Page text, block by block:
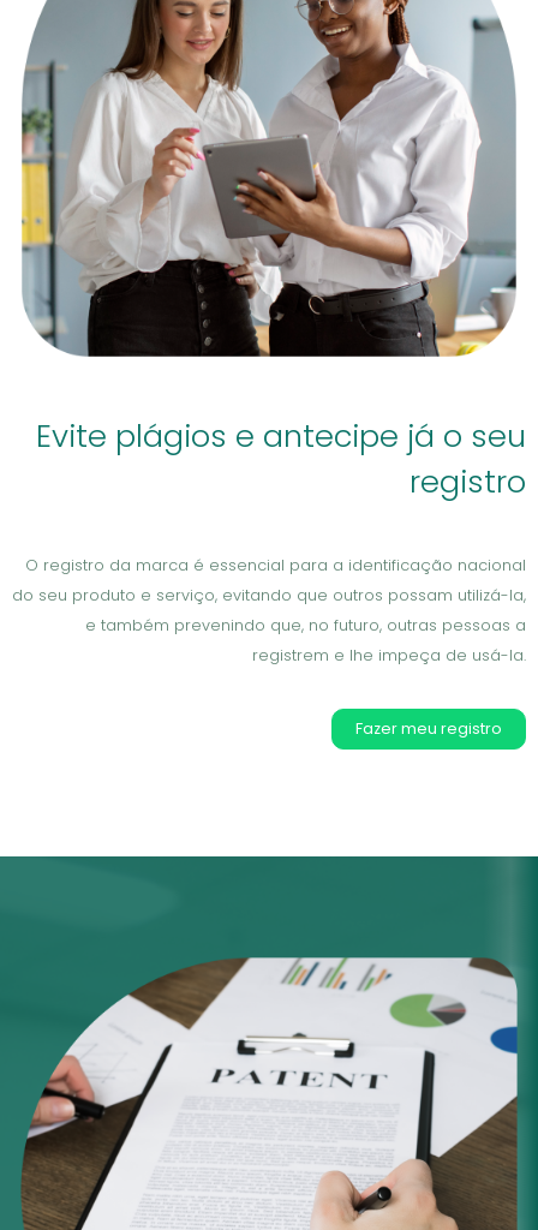
Evite plágios e antecipe já o seu
registro
O registro da marca é essencial para a identificação nacional
do seu produto e serviço, evitando que outros possam utilizá-la,
e também prevenindo que, no futuro, outras pessoas a
registrem e lhe impeça de usá-la.
Fazer meu registro